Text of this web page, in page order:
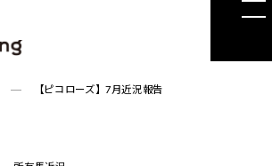
【ピコローズ】7月近況報告